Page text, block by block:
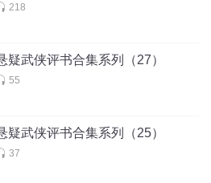
218
疑武侠评书合集系列（27）
55
疑武侠评书合集系列（25）
37